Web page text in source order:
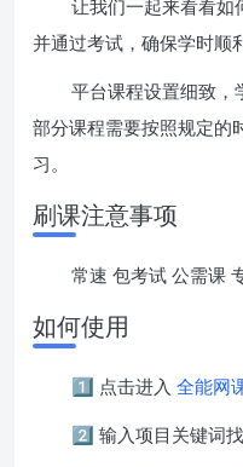
让我们一起来看看如
并通过考试，确保学时顺
平台课程设置细致，
部分课程需要按照规定的
习。
刷课注意事项
常速 包考试 公需课
如何使用
1️⃣ 点击进入 全能网
2️⃣ 输入项目关键词